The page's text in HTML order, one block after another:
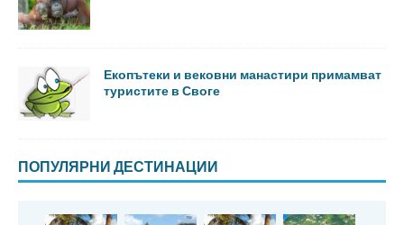
Екопътеки и вековни манастири примамват
туристите в Своге
ПОПУЛЯРНИ ДЕСТИНАЦИИ